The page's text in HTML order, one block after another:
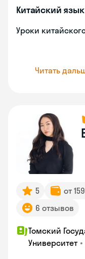
Китайский язык
Уроки
Читать
5 от
6 отзывов
Томский
Университет •